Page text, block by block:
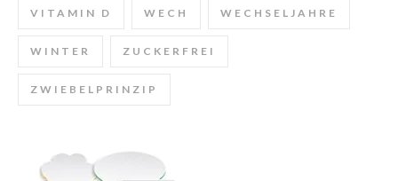
VITAMIN D WECH WECHSELJAHRE
WINTER ZUCKERFREI
ZWIEBELPRINZIP